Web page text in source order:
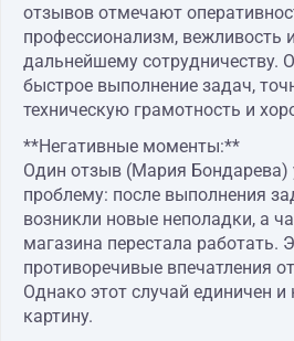
отзывов отмечают
профессионализм, вежливость
дальнейшему сотрудничеству.
быстрое выполнение задач,
техническую грамотность и
**Негативные моменты:**
Один отзыв (Мария Бондарева)
проблему: после выполнения
возникли новые неполадки, а
магазина перестала работать.
противоречивые впечатления
Однако этот случай единичен
картину.